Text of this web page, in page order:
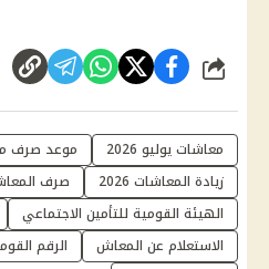
شارك
معاشات يوليو 2026
موعد صرف
زيادة المعاشات 2026
صرف
الهيئة القومية للتأمين الاجتماعي
الاستعلام عن المعاش
الرقم